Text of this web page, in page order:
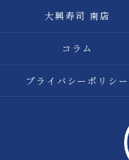
大興寿司 南店
コラム
プライバシーポリシー